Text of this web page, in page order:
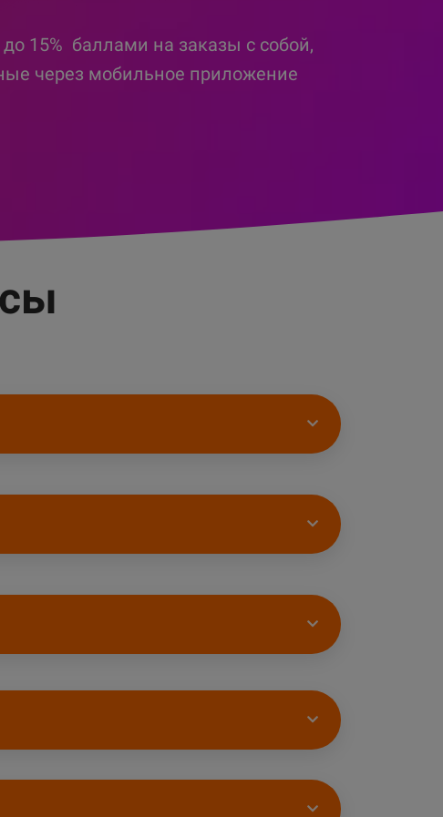
15% баллами на заказы с собой,
через мобильное приложение